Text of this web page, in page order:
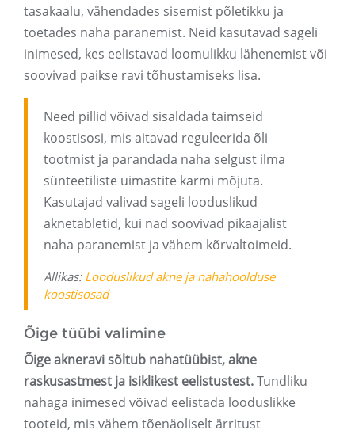
tasakaalu, vähendades sisemist põletikku ja
toetades naha paranemist. Neid kasutavad sageli
inimesed, kes eelistavad loomulikku lähenemist või
soovivad paikse ravi tõhustamiseks lisa.
Need pillid võivad sisaldada taimseid
koostisosi, mis aitavad reguleerida õli
tootmist ja parandada naha selgust ilma
sünteetiliste uimastite karmi mõjuta.
Kasutajad valivad sageli looduslikud
aknetabletid, kui nad soovivad pikaajalist
naha paranemist ja vähem kõrvaltoimeid.
Allikas: Looduslikud akne ja nahahoolduse
koostisosad
Õige tüübi valimine
Õige akneravi sõltub nahatüübist, akne
raskusastmest ja isiklikest eelistustest.Tundliku
nahaga inimesed võivad eelistada looduslikke
tooteid, mis vähem tõenäoliselt ärritust